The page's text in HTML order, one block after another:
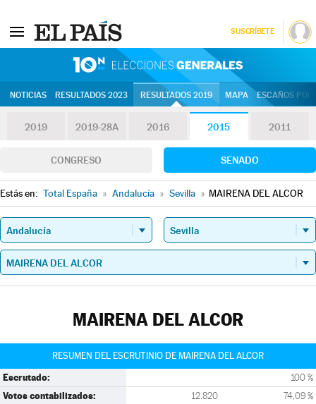
SUSCRÍBETE
NOTICIAS RESULTADOS 2023 RESULTADOS 2019 MAPA ESCAÑOS
2019 2019-28A 2016 2015 2011
CONGRESO SENADO
Estás en: Total España » Andalucía » Sevilla » MAIRENA DEL ALCOR
MAIRENA DEL ALCOR
RESUMEN DEL ESCRUTINIO DE MAIRENA DEL ALCOR
Escrutado: 100 %
Votos contabilizados: 12.820 74,09 %